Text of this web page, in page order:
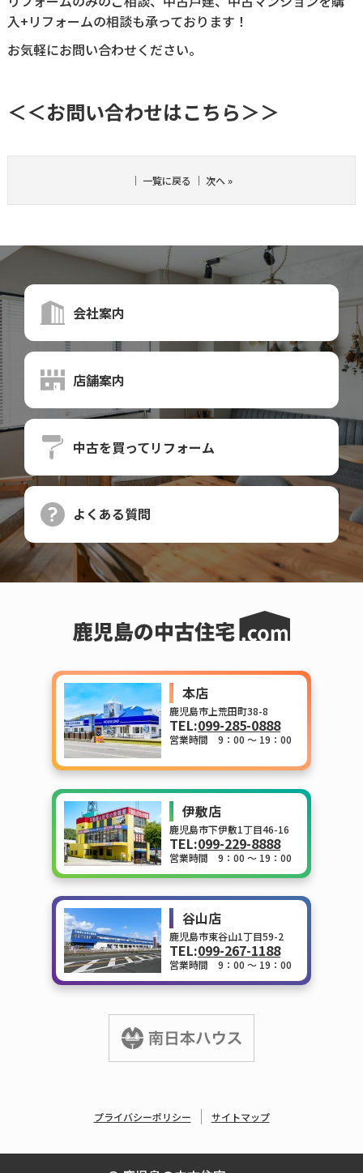
入+リフォームの相談も承っております！
お気軽にお問い合わせください。
＜＜お問い合わせはこちら＞＞
｜ 一覧に戻る ｜ 次へ»
会社案内
店舗案内
中古を買ってリフォーム
よくある質問
本店
鹿児島市上荒田町38-8
TEL:099-285-0888
営業時間 9：00 ～ 19：00
伊敷店
鹿児島市下伊敷1丁目46-16
TEL:099-229-8888
営業時間 9：00 ～ 19：00
谷山店
鹿児島市東谷山1丁目59-2
TEL:099-267-1188
営業時間 9：00 ～ 19：00
プライバシーポリシー サイトマップ